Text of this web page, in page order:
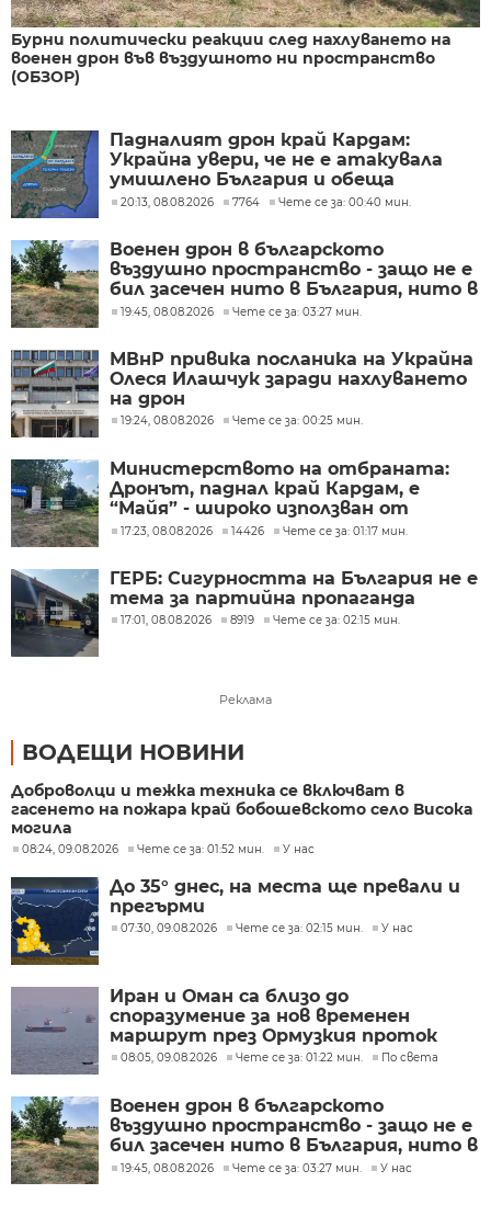
Бурни политически реакции след нахлуването на
военен дрон във въздушното ни пространство
(ОБЗОР)
Падналият дрон край Кардам:
Украйна увери, че не е атакувала
умишлено България и обеща
разследване
20:13, 08.08.2026 7764 Чете се за: 00:40 мин.
Военен дрон в българското
въздушно пространство - защо не е
бил засечен нито в България, нито в
Румъния?
19:45, 08.08.2026 Чете се за: 03:27 мин.
МВнР привика посланика на Украйна
Олеся Илашчук заради нахлуването
на дрон
19:24, 08.08.2026 Чете се за: 00:25 мин.
Министерството на отбраната:
Дронът, паднал край Кардам, е
“Майя” - широко използван от
украинската армия
17:23, 08.08.2026 14426 Чете се за: 01:17 мин.
ГЕРБ: Сигурността на България не е
тема за партийна пропаганда
17:01, 08.08.2026 8919 Чете се за: 02:15 мин.
Реклама
ВОДЕЩИ НОВИНИ
Доброволци и тежка техника се включват в
гасенето на пожара край бобошевското село Висока
могила
08:24, 09.08.2026 Чете се за: 01:52 мин. У нас
До 35° днес, на места ще превали и
прегърми
07:30, 09.08.2026 Чете се за: 02:15 мин. У нас
Иран и Оман са близо до
споразумение за нов временен
маршрут през Ормузкия проток
08:05, 09.08.2026 Чете се за: 01:22 мин. По света
Военен дрон в българското
въздушно пространство - защо не е
бил засечен нито в България, нито в
Румъния?
19:45, 08.08.2026 Чете се за: 03:27 мин. У нас